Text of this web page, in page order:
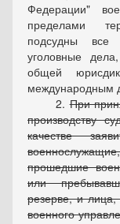
Федерации"
пределами
подсудны все
уголовные
общей
международным
2.При
производству
качестве
прошедшие
или
резерве, и
военного